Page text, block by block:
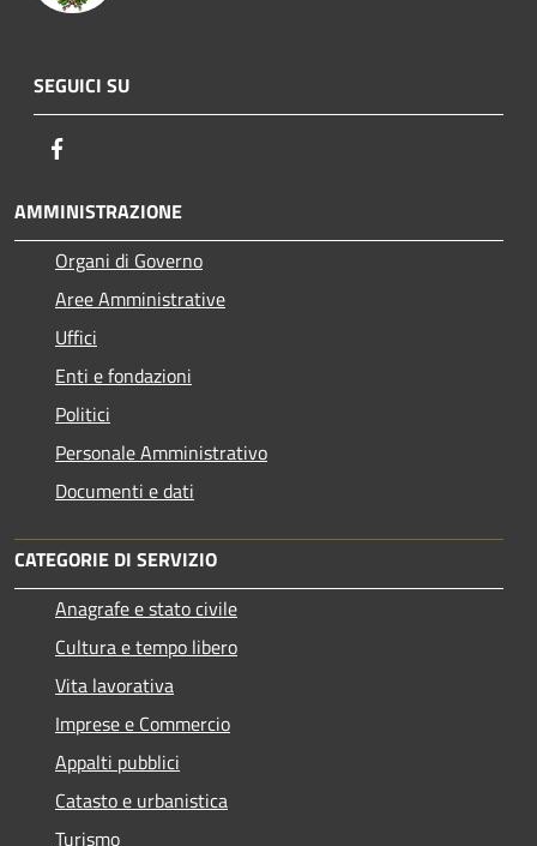
SEGUICI SU
AMMINISTRAZIONE
Organi di Governo
Aree Amministrative
Uffici
Enti e fondazioni
Politici
Personale Amministrativo
Documenti e dati
CATEGORIE DI SERVIZIO
Anagrafe e stato civile
Cultura e tempo libero
Vita lavorativa
Imprese e Commercio
Appalti pubblici
Catasto e urbanistica
Turismo